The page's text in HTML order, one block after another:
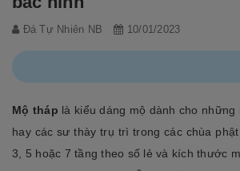
Đá Tự Nhiên NB 10/01/2023
Mộ tháp là kiểu dáng mộ dành cho
hay các sư thày trụ trì trong các chùa
3, 5 hoặc 7 tầng theo số lẻ và kích thước